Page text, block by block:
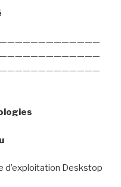
d’exploitation Deskstop